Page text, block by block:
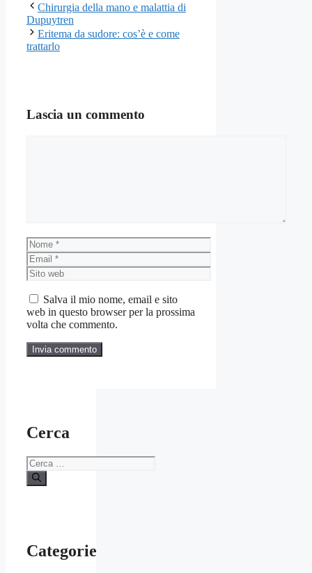
Chirurgia della mano e malattia di
Dupuytren
Eritema da sudore: cos’è e come
trattarlo
Lascia un commento
Nome
Email
Sito
web
Salva il mio nome, email e sito
web in questo browser per la prossima
volta che commento.
Cerca
Ricerca
per:
Categorie